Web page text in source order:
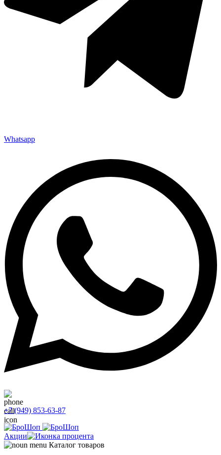
Whatsapp
+7 (949) 853-63-87
Акции
Каталог товаров